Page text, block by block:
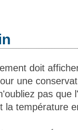
doit
une
pas que
température